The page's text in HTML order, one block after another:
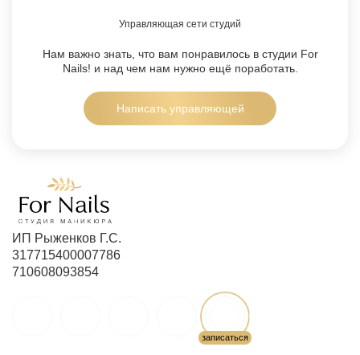
Управляющая сети студий
Нам важно знать, что вам понравилось в студии For
Nails! и над чем нам нужно ещё поработать.
Написать управляющей
ИП Рыженков Г.С.
317715400007786
710608093854